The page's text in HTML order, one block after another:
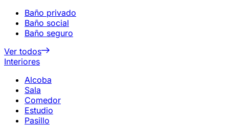
Baño privado
Baño social
Baño seguro
Ver todos
Interiores
Alcoba
Sala
Comedor
Estudio
Pasillo